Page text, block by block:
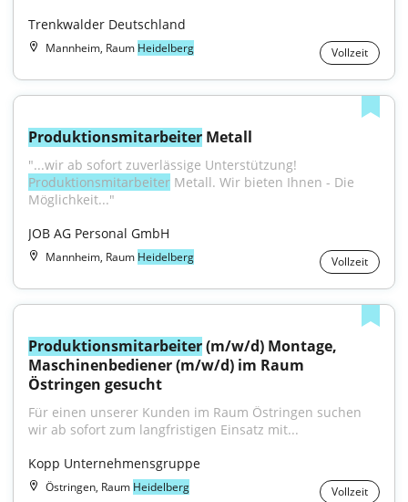
Trenkwalder Deutschland
Mannheim, Raum Heidelberg Vollzeit
Produktionsmitarbeiter Metall
Produktionsmitarbeiter Metall. Wir bieten Ihnen - Die
Möglichkeit..."
JOB AG Personal GmbH
Mannheim, Raum Heidelberg Vollzeit
Produktionsmitarbeiter (m/w/d) Montage,
Maschinenbediener (m/w/d) im Raum
Östringen gesucht
Für einen unserer Kunden im Raum Östringen suchen
wir ab sofort zum langfristigen Einsatz mit...
Kopp Unternehmensgruppe
Östringen, Raum Heidelberg Vollzeit